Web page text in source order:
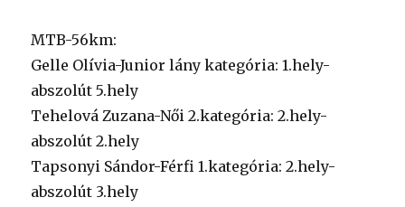
MTB-56km:
Gelle Olívia-Junior lány kategória: 1.hely-
abszolút 5.hely
Tehelová Zuzana-Női 2.kategória: 2.hely-
abszolút 2.hely
Tapsonyi Sándor-Férfi 1.kategória: 2.hely-
abszolút 3.hely